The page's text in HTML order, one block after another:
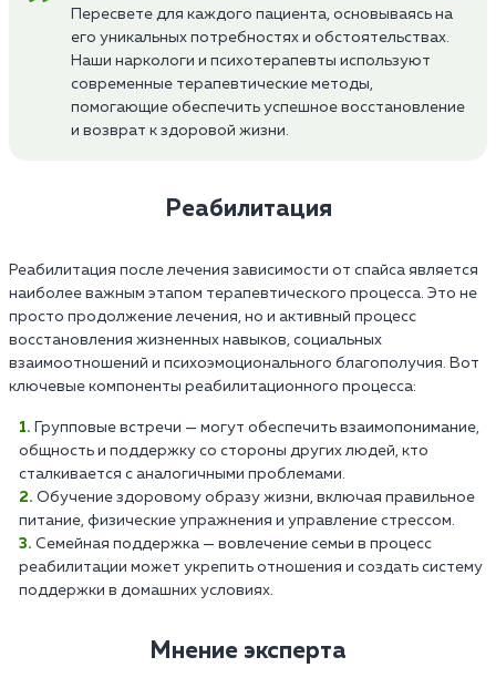
Пересвете для каждого пациента, основываясь на
его уникальных потребностях и обстоятельствах.
Наши наркологи и психотерапевты используют
современные терапевтические методы,
помогающие обеспечить успешное восстановление
и возврат к здоровой жизни.
Реабилитация
Реабилитация после лечения зависимости от спайса является
наиболее важным этапом терапевтического процесса. Это не
просто продолжение лечения, но и активный процесс
восстановления жизненных навыков, социальных
взаимоотношений и психоэмоционального благополучия. Вот
ключевые компоненты реабилитационного процесса:
Групповые встречи — могут обеспечить взаимопонимание,
общность и поддержку со стороны других людей, кто
сталкивается с аналогичными проблемами.
Обучение здоровому образу жизни, включая правильное
питание, физические упражнения и управление стрессом.
Семейная поддержка — вовлечение семьи в процесс
реабилитации может укрепить отношения и создать систему
поддержки в домашних условиях.
Мнение эксперта